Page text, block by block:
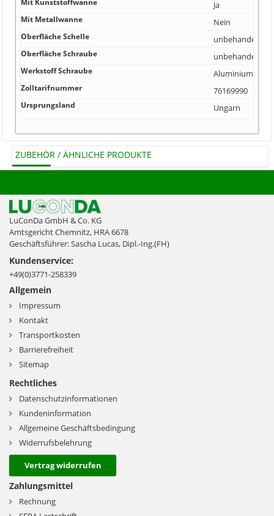
Ja
Mit Metallwanne Nein
Oberfläche Schelle unbehandelt
Oberfläche Schraube unbehandelt
Werkstoff Schraube Aluminium
Zolltarifnummer 76169990
Ursprungsland Ungarn
ZUBEHÖR / ÄHNLICHE PRODUKTE
LuConDa GmbH & Co. KG
Amtsgericht Chemnitz, HRA 6678
Geschäftsführer: Sascha Lucas, Dipl.-Ing.(FH)
Kundenservice:
+49(0)3771-258339
Allgemein
Impressum
Kontakt
Transportkosten
Barrierefreiheit
Sitemap
Rechtliches
Datenschutzinformationen
Kundeninformation
Allgemeine Geschäftsbedingung
Widerrufsbelehrung
Vertrag widerrufen
Zahlungsmittel
Rechnung